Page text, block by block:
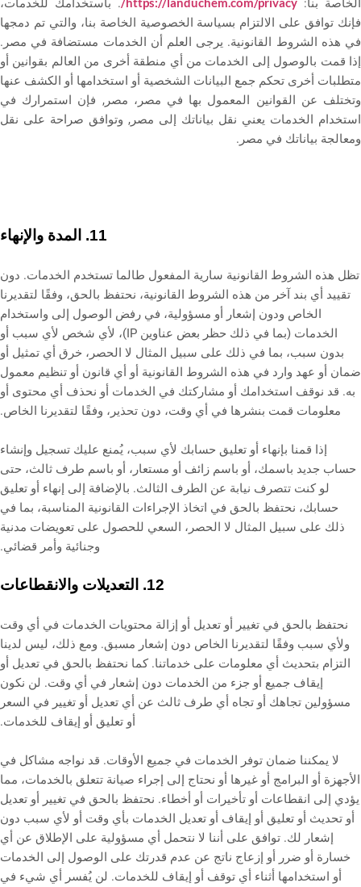
الخاصة بنا: https://landuchem.com/privacy/ . باستخدامك للخدمات،
فإنك توافق على الالتزام بسياسة الخصوصية الخاصة بنا، والتي تم دمجها
في هذه الشروط القانونية. يرجى العلم أن الخدمات مستضافة في مصر.
إذا قمت بالوصول إلى الخدمات من أي منطقة أخرى من العالم بقوانين أو
متطلبات أخرى تحكم جمع البيانات الشخصية أو استخدامها أو الكشف عنها
وتختلف عن القوانين المعمول بها في مصر، مصر, فإن استمرارك في
استخدام الخدمات يعني نقل بياناتك إلى مصر , وتوافق صراحة على نقل
ومعالجة بياناتك في مصر .
11. المدة والإنهاء
تظل هذه الشروط القانونية سارية المفعول طالما تستخدم الخدمات. دون
تقييد أي بند آخر من هذه الشروط القانونية، نحتفظ بالحق، وفقًا لتقديرنا
الخاص ودون إشعار أو مسؤولية، في رفض الوصول إلى واستخدام
الخدمات (بما في ذلك حظر بعض عناوين IP)، لأي شخص لأي سبب أو
بدون سبب، بما في ذلك على سبيل المثال لا الحصر، خرق أي تمثيل أو
ضمان أو عهد وارد في هذه الشروط القانونية أو أي قانون أو تنظيم معمول
به. قد نوقف استخدامك أو مشاركتك في الخدمات أو نحذف أي محتوى أو
معلومات قمت بنشرها في أي وقت، دون تحذير، وفقًا لتقديرنا الخاص.
إذا قمنا بإنهاء أو تعليق حسابك لأي سبب، يُمنع عليك تسجيل وإنشاء
حساب جديد باسمك، أو باسم زائف أو مستعار، أو باسم طرف ثالث، حتى
لو كنت تتصرف نيابة عن الطرف الثالث. بالإضافة إلى إنهاء أو تعليق
حسابك، نحتفظ بالحق في اتخاذ الإجراءات القانونية المناسبة، بما في
ذلك على سبيل المثال لا الحصر، السعي للحصول على تعويضات مدنية
وجنائية وأمر قضائي.
12. التعديلات والانقطاعات
نحتفظ بالحق في تغيير أو تعديل أو إزالة محتويات الخدمات في أي وقت
ولأي سبب وفقًا لتقديرنا الخاص دون إشعار مسبق. ومع ذلك، ليس لدينا
التزام بتحديث أي معلومات على خدماتنا. كما نحتفظ بالحق في تعديل أو
إيقاف جميع أو جزء من الخدمات دون إشعار في أي وقت. لن نكون
مسؤولين تجاهك أو تجاه أي طرف ثالث عن أي تعديل أو تغيير في السعر
أو تعليق أو إيقاف للخدمات.
لا يمكننا ضمان توفر الخدمات في جميع الأوقات. قد نواجه مشاكل في
الأجهزة أو البرامج أو غيرها أو نحتاج إلى إجراء صيانة تتعلق بالخدمات، مما
يؤدي إلى انقطاعات أو تأخيرات أو أخطاء. نحتفظ بالحق في تغيير أو تعديل
أو تحديث أو تعليق أو إيقاف أو تعديل الخدمات بأي وقت أو لأي سبب دون
إشعار لك. توافق على أننا لا نتحمل أي مسؤولية على الإطلاق عن أي
خسارة أو ضرر أو إزعاج ناتج عن عدم قدرتك على الوصول إلى الخدمات
أو استخدامها أثناء أي توقف أو إيقاف للخدمات. لن يُفسر أي شيء في